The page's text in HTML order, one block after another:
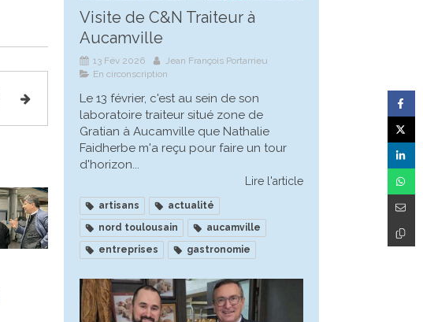
Visite de C&N Traiteur à
Aucamville
13 Fév 2026
Jean François Portarrieu
En circonscription
Le 13 février, c'est au sein de son
laboratoire traiteur situé zone de
Gratian à Aucamville que Nathalie
Faidherbe m'a reçu pour faire un tour
d'horizon...
Lire l'article
artisans
actualité
nord toulousain
aucamville
entreprises
gastronomie